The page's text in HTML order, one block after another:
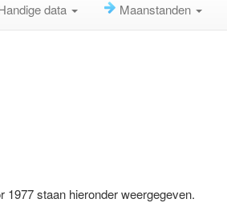
data Maanstanden
staan hieronder weergegeven.